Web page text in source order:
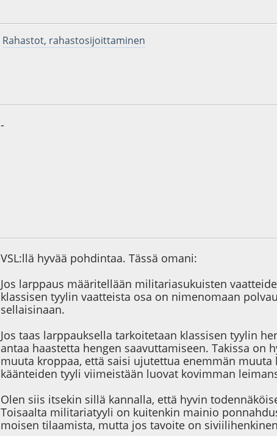
Rahastot, rahastosijoittaminen
-
VSL:llä hyvää pohdintaa. Tässä omani:
Jos larppaus määritellään militariasukuisten
klassisen tyylin vaatteista osa on nimenomaan
sellaisinaan.
Jos taas larppauksella tarkoitetaan klassisen tyylin
antaa haastetta hengen saavuttamiseen. Takissa
muuta kroppaa, että saisi ujutettua enemmän
käänteiden tyyli viimeistään luovat kovimman
Olen siis itsekin sillä kannalla, että hyvin
Toisaalta militariatyyli on kuitenkin mainio
moisen tilaamista, mutta jos tavoite on